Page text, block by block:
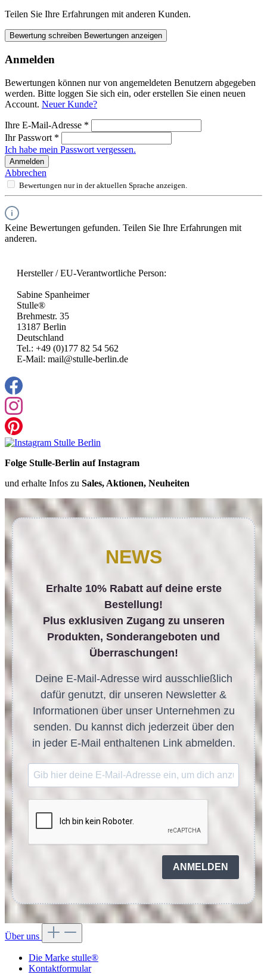
Teilen Sie Ihre Erfahrungen mit anderen Kunden.
Bewertung schreiben Bewertungen anzeigen
Anmelden
Bewertungen können nur von angemeldeten Benutzern abgegeben
werden. Bitte loggen Sie sich ein, oder erstellen Sie einen neuen
Account. Neuer Kunde?
Ihre E-Mail-Adresse *
Ihr Passwort *
Ich habe mein Passwort vergessen.
Anmelden
Abbrechen
Bewertungen nur in der aktuellen Sprache anzeigen.
Keine Bewertungen gefunden. Teilen Sie Ihre Erfahrungen mit
anderen.
Hersteller / EU-Verantwortliche Person:
Sabine Spanheimer
Stulle®
Brehmestr. 35
13187 Berlin
Deutschland
Tel.: +49 (0)177 82 54 562
E-Mail: mail@stulle-berlin.de
Folge Stulle-Berlin auf Instagram
und erhalte Infos zu Sales, Aktionen, Neuheiten
NEWS
Erhalte 10% Rabatt auf deine erste
Bestellung!
Plus exklusiven Zugang zu unseren
Produkten, Sonderangeboten und
Überraschungen!
Deine E-Mail-Adresse wird ausschließlich
dafür genutzt, dir unseren Newsletter &
Informationen über unser Unternehmen zu
senden. Du kannst dich jederzeit über den
in jeder E-Mail enthaltenen Link abmelden.
ANMELDEN
Über uns
Die Marke stulle®
Kontaktformular